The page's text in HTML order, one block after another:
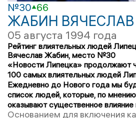
№30 66
ЖАБИН
05 августа 1994 года
Рейтинг влиятельных людей
Вячеслав Жабин, место №30
«Новости Липецка» продолжают
100 самых влиятельных людей
Ежедневно до Нового года мы
список людей, которые, по
оказывают существенное влияние
Основанием для включения